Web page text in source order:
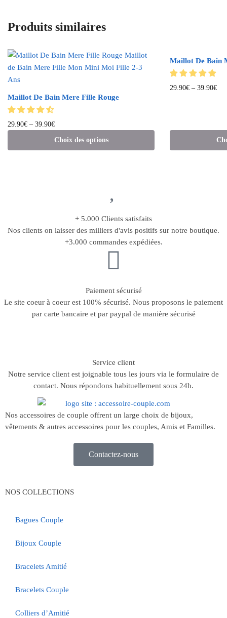
Produits similaires
Maillot De Bain Mere Fille Rouge
29.90€ – 39.90€
Choix des options
Maillot De Bain
29.90€ – 39.90€
+ 5.000 Clients satisfaits
Nos clients on laisser des milliers d'avis positifs sur notre boutique.
+3.000 commandes expédiées.
Paiement sécurisé
Le site coeur à coeur est 100% sécurisé. Nous proposons le paiement
par carte bancaire et par paypal de manière sécurisé
Service client
Notre service client est joignable tous les jours via le formulaire de
contact. Nous répondons habituellement sous 24h.
Nos accessoires de couple offrent un large choix de bijoux,
vêtements & autres accessoires pour les couples, Amis et Familles.
Contactez-nous
NOS COLLECTIONS
Bagues Couple
Bijoux Couple
Bracelets Amitié
Bracelets Couple
Colliers d’Amitié